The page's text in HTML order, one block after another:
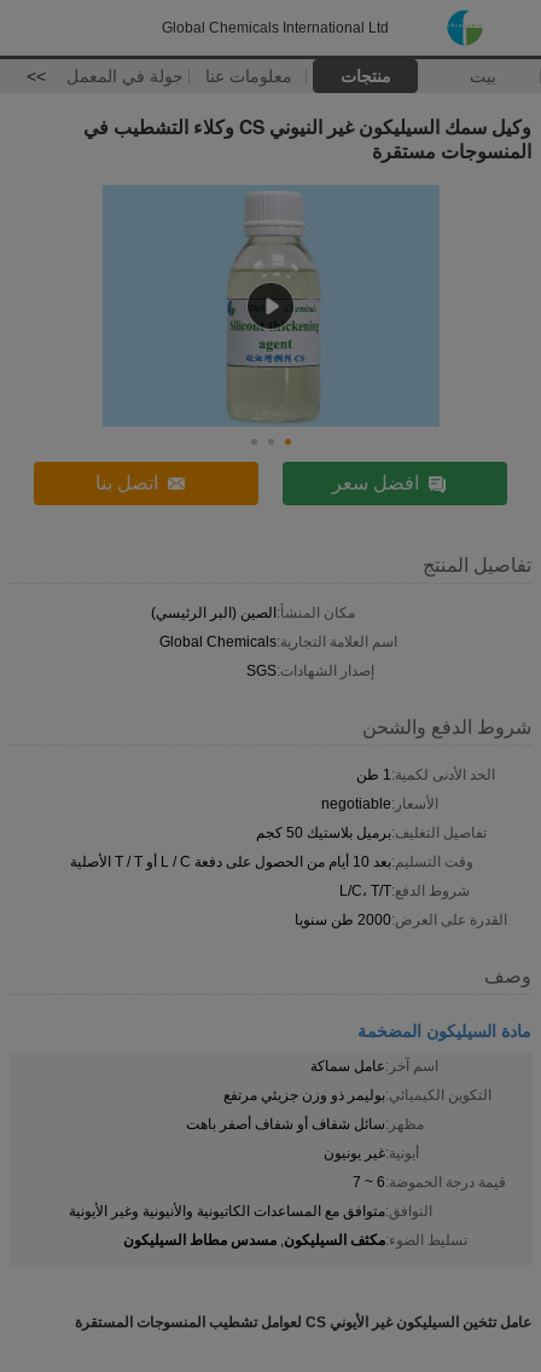
Global Chemicals International Ltd
بيت منتجات معلومات عنا جولة في المعمل >>
وكيل سمك السيليكون غير النيوني CS وكلاء التشطيب في
المنسوجات مستقرة
افضل سعر اتصل بنا
تفاصيل المنتج
مكان المنشأ:الصين (البر الرئيسي)
اسم العلامة التجارية:Global Chemicals
إصدار الشهادات:SGS
شروط الدفع والشحن
الحد الأدنى لكمية:1 طن
الأسعار:negotiable
تفاصيل التغليف:برميل بلاستيك 50 كجم
وقت التسليم:بعد 10 أيام من الحصول على دفعة L / C أو T / T الأصلية
شروط الدفع:L/C، T/T
القدرة على العرض:2000 طن سنويا
وصف
مادة السيليكون المضخمة
اسم آخر:عامل سماكة
التكوين الكيميائي:بوليمر ذو وزن جزيئي مرتفع
مظهر:سائل شفاف أو شفاف أصفر باهت
أيونية:غير يونيون
قيمة درجة الحموضة:6 ~ 7
التوافق:متوافق مع المساعدات الكاتيونية والأنيونية وغير الأيونية
تسليط الضوء:مكثف السيليكون, مسدس مطاط السيليكون
عامل تثخين السيليكون غير الأيوني CS لعوامل تشطيب المنسوجات المستقرة